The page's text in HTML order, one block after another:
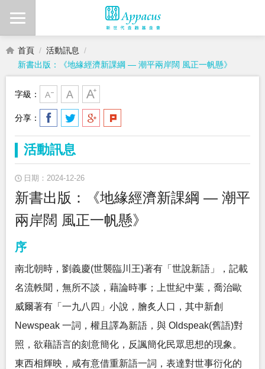
首頁
活動訊息
新書出版：《地緣經濟新課綱 — 潮平兩岸闊 風正一帆懸》
字級：
分享：
活動訊息
日期：2024-12-26
新書出版：《地緣經濟新課綱 — 潮平
兩岸闊 風正一帆懸》
序
南北朝時，劉義慶(世襲臨川王)著有「世說新語」，記載
名流軼聞，無所不談，藉論時事；上世紀中葉，喬治歐
威爾著有「一九八四」小說，膾炙人口，其中新創
Newspeak 一詞，權且譯為新語，與 Oldspeak(舊語)對
照，欲藉語言的刻意簡化，反諷簡化民眾思想的現象。
東西相輝映，咸有意借重新語一詞，表達對世事衍化的